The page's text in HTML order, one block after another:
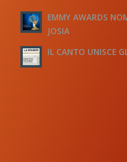
EMMY AWARDS
JOSIA
IL CANTO UNISCE